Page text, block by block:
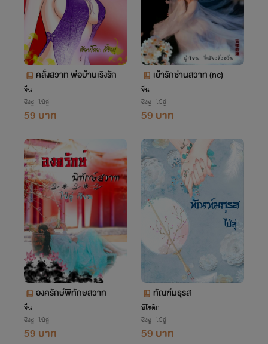
คลั่งสวาท พ่อบ้านเริงรัก
จีน
ซิงซู--ไป๋ลู่
59 บาท
เย้ารักซ่านสวาท (nc)
จีน
ซิงซู--ไป๋ลู่
59 บาท
องครักษ์พิทักษสวาท
จีน
ซิงซู--ไป๋ลู่
59 บาท
ทัณฑ์มธุรส
อีโรติก
ซิงซู--ไป๋ลู่
59 บาท